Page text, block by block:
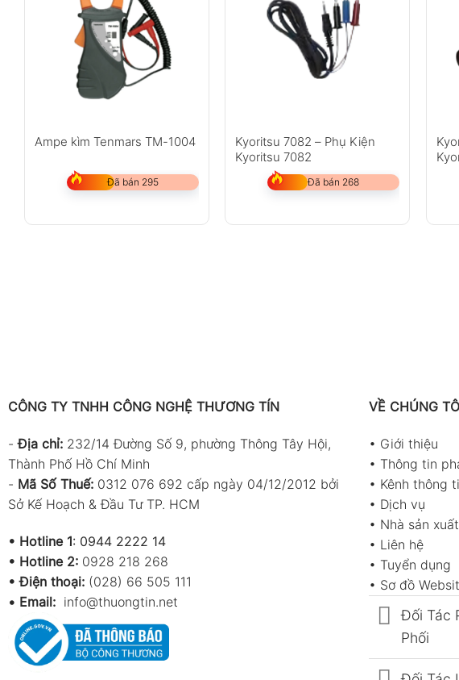
Ampe kìm Tenmars TM-1004
Đã bán 295
Kyoritsu 7082 – Phụ Kiện
Kyoritsu 7082
Đã bán 268
CÔNG TY TNHH CÔNG NGHỆ THƯƠNG TÍN
-Địa chỉ: 232/14 Đường Số 9, phường Thông Tây Hội,
Thành Phố Hồ Chí Minh
- Mã Số Thuế: 0312 076 692 cấp ngày 04/12/2012 bởi
Sở Kế Hoạch & Đầu Tư TP. HCM
• Hotline 1: 0944 2222 14
• Hotline 2: 0928 218 268
• Điện thoại: (028) 66 505 111
• Email: info@thuongtin.net
VỀ CHÚNG
• Giới thiệu
• Thông tin
• Kênh thông
• Dịch vụ
• Nhà sản xuất
• Liên hệ
• Tuyển dụng
• Sơ đồ
Đối Tác
Phối